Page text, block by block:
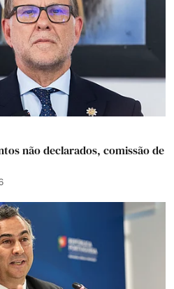
não declarados, comissão de